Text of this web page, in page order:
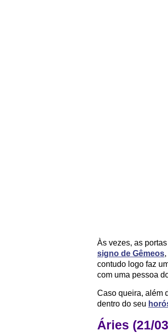
Às vezes, as
signo de Gêmeos
contudo logo faz
com uma pessoa
Caso queira, além
dentro do seu
Áries (21/